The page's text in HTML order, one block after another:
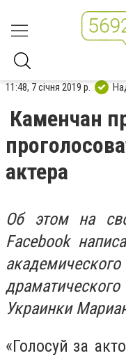
11:48, 7 січня 2019 р.
Каменчан
актера
Об этом на
Facebook
Украинки
«Голосуй за